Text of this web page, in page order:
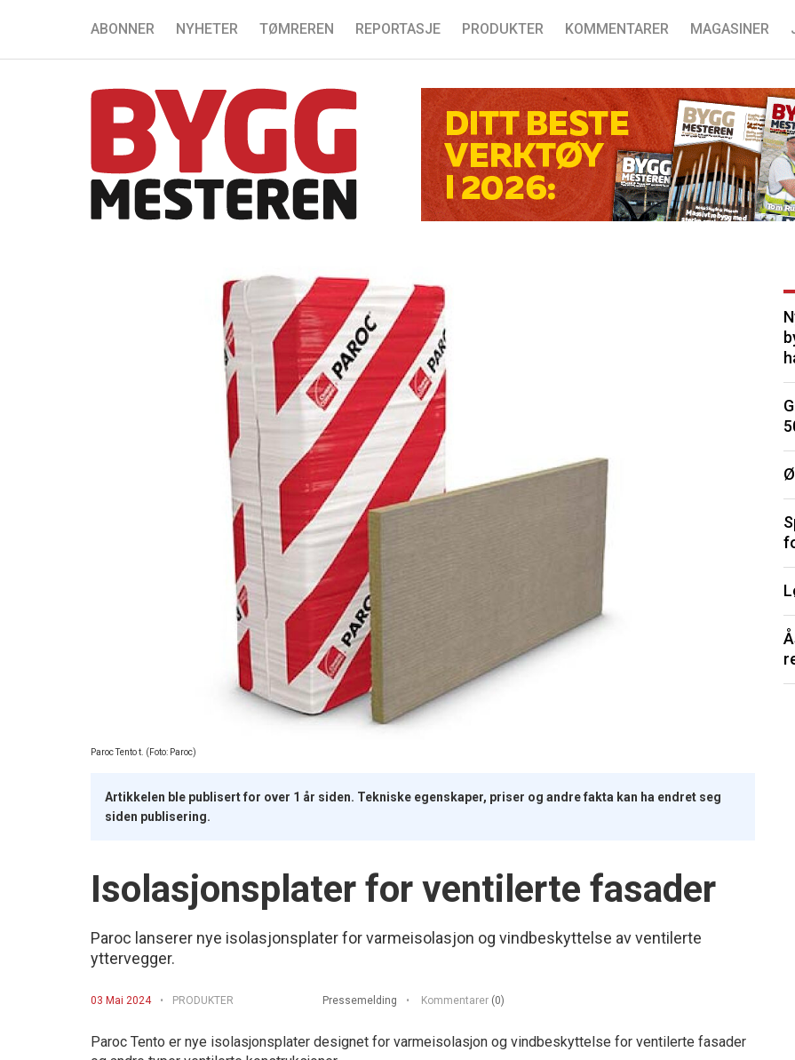
ABONNER NYHETER TØMREREN REPORTASJE PRODUKTER KOMMENTARER MAGASINER
Paroc Tento t. (Foto: Paroc)
Artikkelen ble publisert for over 1 år siden. Tekniske egenskaper, priser og andre fakta kan ha endret seg
siden publisering.
Isolasjonsplater for ventilerte fasader
Paroc lanserer nye isolasjonsplater for varmeisolasjon og vindbeskyttelse av ventilerte
yttervegger.
03 Mai 2024 PRODUKTER Pressemelding Kommentarer (0)
Paroc Tento er nye isolasjonsplater designet for varmeisolasjon og vindbeskyttelse for ventilerte fasader